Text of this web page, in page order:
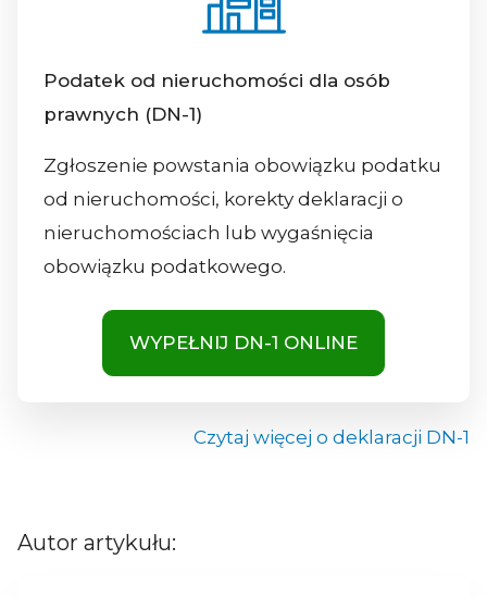
Podatek od nieruchomości dla osób
prawnych (DN-1)
Zgłoszenie powstania obowiązku podatku
od nieruchomości, korekty deklaracji o
nieruchomościach lub wygaśnięcia
obowiązku podatkowego.
WYPEŁNIJ DN-1 ONLINE
Czytaj więcej o deklaracji DN-1
Autor artykułu: